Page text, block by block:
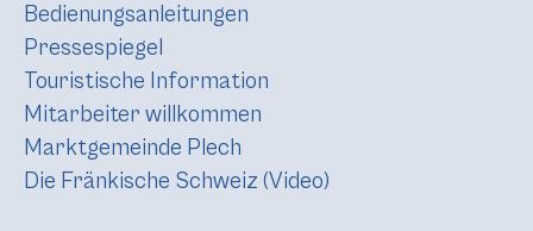
Bedienungsanleitungen
Pressespiegel
Touristische Information
Mitarbeiter willkommen
Marktgemeinde Plech
Die Fränkische Schweiz (Video)